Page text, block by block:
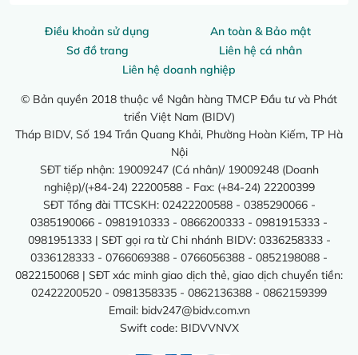
Điều khoản sử dụng
An toàn & Bảo mật
Sơ đồ trang
Liên hệ cá nhân
Liên hệ doanh nghiệp
© Bản quyền 2018 thuộc về Ngân hàng TMCP Đầu tư và Phát
triển Việt Nam (BIDV)
Tháp BIDV, Số 194 Trần Quang Khải, Phường Hoàn Kiếm, TP Hà
Nội
SĐT tiếp nhận: 19009247 (Cá nhân)/ 19009248 (Doanh
nghiệp)/(+84-24) 22200588 - Fax: (+84-24) 22200399
SĐT Tổng đài TTCSKH: 02422200588 - 0385290066 -
0385190066 - 0981910333 - 0866200333 - 0981915333 -
0981951333 | SĐT gọi ra từ Chi nhánh BIDV: 0336258333 -
0336128333 - 0766069388 - 0766056388 - 0852198088 -
0822150068 | SĐT xác minh giao dịch thẻ, giao dịch chuyển tiền:
02422200520 - 0981358335 - 0862136388 - 0862159399
Email: bidv247@bidv.com.vn
Swift code: BIDVVNVX